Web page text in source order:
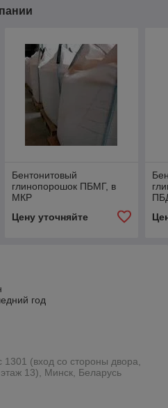
Бентонитовый
глинопорошок ПБМГ, в
МКР
Цену уточняйте
год
(вход со стороны двора,
13), Минск, Беларусь